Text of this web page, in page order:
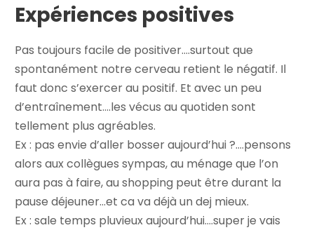
Expériences positives
Pas toujours facile de positiver….surtout que
spontanément notre cerveau retient le négatif. Il
faut donc s’exercer au positif. Et avec un peu
d’entraînement….les vécus au quotiden sont
tellement plus agréables.
Ex : pas envie d’aller bosser aujourd’hui ?….pensons
alors aux collègues sympas, au ménage que l’on
aura pas à faire, au shopping peut être durant la
pause déjeuner…et ca va déjà un dej mieux.
Ex : sale temps pluvieux aujourd’hui….super je vais